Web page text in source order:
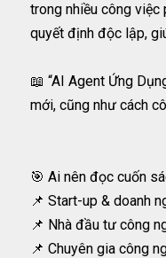
trong nhiều công
quyết định độc lập,
📖 “AI Agent Ứng
mới, cũng như cách
🎯 Ai nên đọc cuốn
📌 Start-up & doanh
📌 Nhà đầu tư công
📌 Chuyên gia công